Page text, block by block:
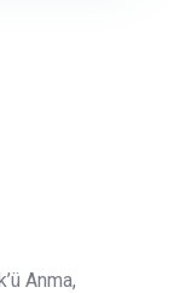
Anma,